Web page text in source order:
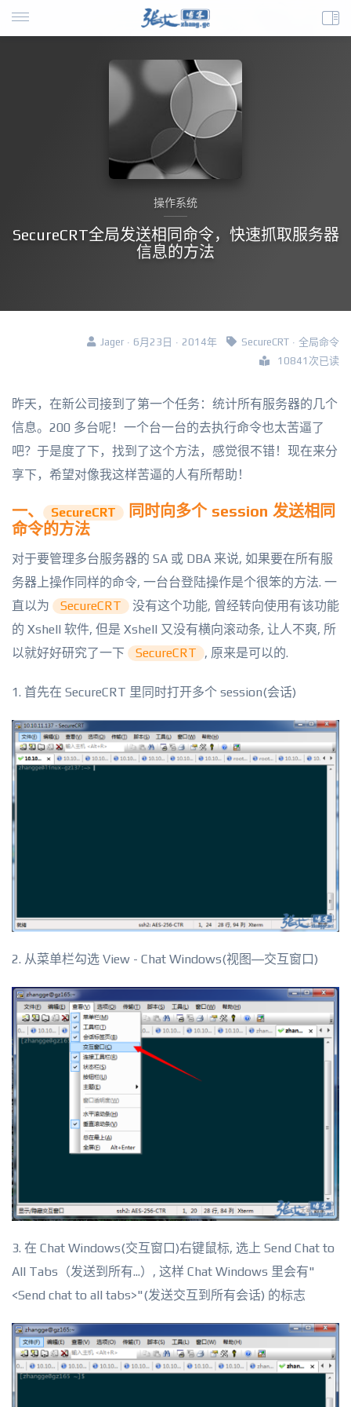
操作系统
SecureCRT全局发送相同命令，快速抓取服务器
信息的方法
Jager · 6月23日 · 2014年 SecureCRT · 全局命令
10841次已读
昨天，在新公司接到了第一个任务：统计所有服务器的几个
信息。200 多台呢！一个台一台的去执行命令也太苦逼了
吧？于是度了下，找到了这个方法，感觉很不错！现在来分
享下，希望对像我这样苦逼的人有所帮助！
一、 SecureCRT
同时向多个 session 发送相同
命令的方法
对于要管理多台服务器的 SA 或 DBA 来说, 如果要在所有服
务器上操作同样的命令, 一台台登陆操作是个很笨的方法. 一
直以为
SecureCRT
没有这个功能, 曾经转向使用有该功能
的 Xshell 软件, 但是 Xshell 又没有横向滚动条, 让人不爽, 所
以就好好研究了一下
SecureCRT , 原来是可以的.
1. 首先在 SecureCRT 里同时打开多个 session(会话)
2. 从菜单栏勾选 View - Chat Windows(视图—交互窗口)
3. 在 Chat Windows(交互窗口)右键鼠标, 选上 Send Chat to
All Tabs（发送到所有...）, 这样 Chat Windows 里会有"
<Send chat to all tabs>"(发送交互到所有会话) 的标志